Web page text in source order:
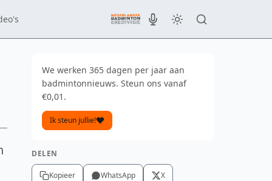
We werken 365 dagen per jaar aan
badmintonnieuws. Steun ons vanaf
€0,01.
Ik steun jullie!
DELEN
Kopieer WhatsApp X